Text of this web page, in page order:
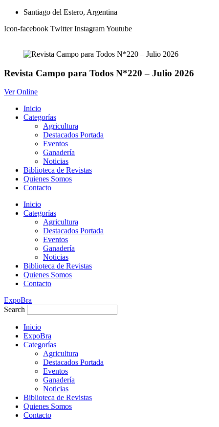
contenido
Santiago del Estero, Argentina
Icon-facebook Twitter InstagramYoutube
Revista Campo para Todos N*220 – Julio 2026
Ver Online
Inicio
Categorías
Agricultura
Destacados Portada
Eventos
Ganadería
Noticias
Biblioteca de Revistas
Quienes Somos
Contacto
Inicio
Categorías
Agricultura
Destacados Portada
Eventos
Ganadería
Noticias
Biblioteca de Revistas
Quienes Somos
Contacto
ExpoBra
Search
Inicio
ExpoBra
Categorías
Agricultura
Destacados Portada
Eventos
Ganadería
Noticias
Biblioteca de Revistas
Quienes Somos
Contacto